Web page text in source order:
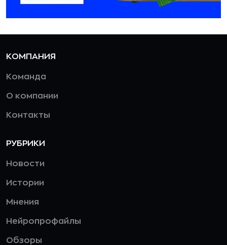
КОМПАНИЯ
Команда
О компании
Контакты
РУБРИКИ
Новости
Истории
Мнения
Нейропрофайлы
Обзоры